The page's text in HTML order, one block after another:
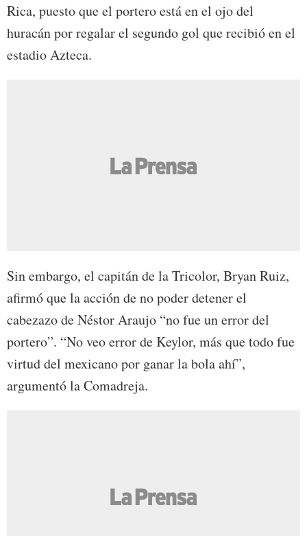
Rica, puesto que el portero está en el ojo del
huracán por regalar el segundo gol que recibió en el
estadio Azteca.
Sin embargo, el capitán de la Tricolor, Bryan Ruiz,
afirmó que la acción de no poder detener el
cabezazo de Néstor Araujo “no fue un error del
portero”. “No veo error de Keylor, más que todo fue
virtud del mexicano por ganar la bola ahí”,
argumentó la Comadreja.